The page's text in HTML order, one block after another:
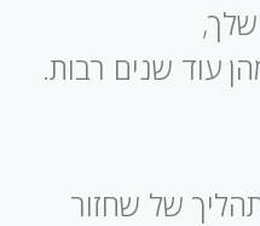
עוד שנים רבות.
של שחזור